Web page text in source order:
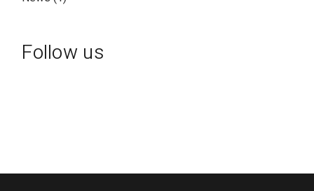
Follow us